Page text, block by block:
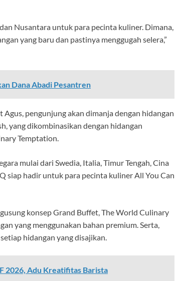
Nusantara untuk para pecinta kuliner. Dimana,
yang baru dan pastinya menggugah selera,”
Dana Abadi Pesantren
pengunjung akan dimanja dengan hidangan
yang dikombinasikan dengan hidangan
Temptation.
mulai dari Swedia, Italia, Timur Tengah, Cina
siap hadir untuk para pecinta kuliner All You Can
konsep Grand Buffet, The World Culinary
yang menggunakan bahan premium. Serta,
hidangan yang disajikan.
2026, Adu Kreatifitas Barista